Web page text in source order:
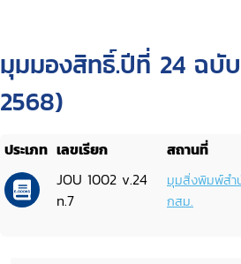
มุมมองสิทธิ์.ปีที่ 24 ฉบั
2568)
ประเภท เลขเรียก สถานที่
JOU 1002 v.24
n.7
มุมสิ่งพิมพ์สำ
กสม.